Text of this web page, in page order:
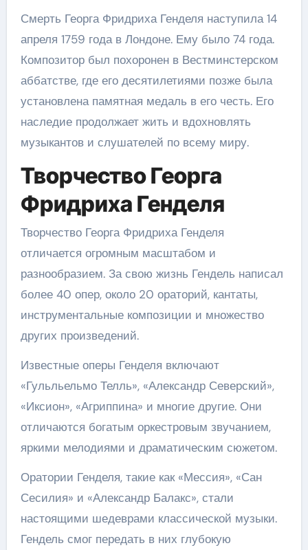
Смерть Георга Фридриха Генделя наступила 14
апреля 1759 года в Лондоне. Ему было 74 года.
Композитор был похоронен в Вестминстерском
аббатстве, где его десятилетиями позже была
установлена памятная медаль в его честь. Его
наследие продолжает жить и вдохновлять
музыкантов и слушателей по всему миру.
Творчество Георга
Фридриха Генделя
Творчество Георга Фридриха Генделя
отличается огромным масштабом и
разнообразием. За свою жизнь Гендель написал
более 40 опер, около 20 ораторий, кантаты,
инструментальные композиции и множество
других произведений.
Известные оперы Генделя включают
«Гульльельмо Телль», «Александр Северский»,
«Иксион», «Агриппина» и многие другие. Они
отличаются богатым оркестровым звучанием,
яркими мелодиями и драматическим сюжетом.
Оратории Генделя, такие как «Мессия», «Сан
Сесилия» и «Александр Балакс», стали
настоящими шедеврами классической музыки.
Гендель смог передать в них глубокую